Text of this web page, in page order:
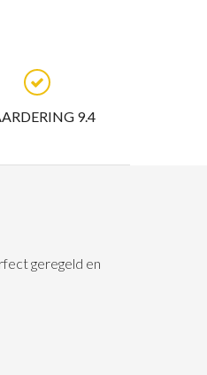
9.4
geregeld en